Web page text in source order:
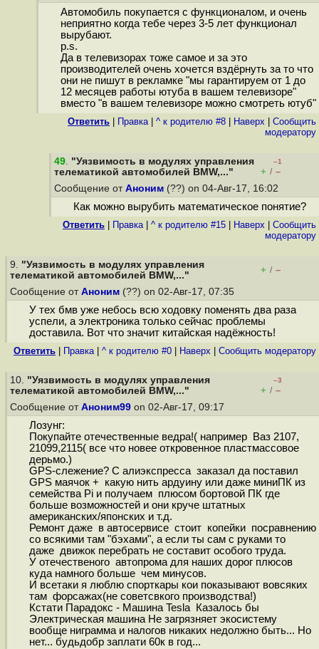
Автомобиль покупается с функционалом, и очень
неприятно когда тебе через 3-5 лет функционал
вырубают.
p.s.
Да в телевизорах тоже самое и за это
производителей очень хочется вздёрнуть за то что
они не пишут в рекламке "мы гарантируем от 1 до
12 месяцев работы ютуба в вашем телевизоре"
вместо "в вашем телевизоре можно смотреть ютуб"
Ответить Правка| ^ к родителю #8 Наверх
Cообщить
модератору
49. "Уязвимость в модулях управления
телематикой автомобилей BMW,..."
–1
+ / –
Сообщение от Аноним (??) on 04-Авг-17, 16:02
Как можно вырубить математическое понятие?
Ответить Правка| ^ к родителю #15 Наверх
Cообщить
модератору
9. "Уязвимость в модулях управления
телематикой автомобилей BMW,..."
+ / –
Сообщение от Аноним (??) on 02-Авг-17, 07:35
У тех бмв уже небось всю ходовку поменять два раза
успели, а электроника только сейчас проблемы
доставила. Вот что значит китайская надёжность!
Ответить Правка| ^ к родителю #0 Наверх Cообщить модератору
10. "Уязвимость в модулях управления
телематикой автомобилей BMW,..."
–3
+ / –
Сообщение от Аноним99 on 02-Авг-17, 09:17
Лозунг:
Покупайте отечественные ведра!( например Ваз 2107,
21099,2115( все что новее откровенное пластмассовое
дерьмо.)
GPS-слежение? С алиэкспресса заказал да поставил
GPS маячок + какую нить ардуину или даже миниПК из
семейства Pi и получаем плюсом бортовой ПК где
больше возможностей и они круче штатных
американских/японских и т.д.
Ремонт даже в автосервисе стоит копейки посравнению
со всякими там "бэхами", а если ты сам с руками то
даже движок перебрать не составит особого труда.
У отечественого автопрома для наших дорог плюсов
куда намного больше чем минусов.
И всетаки я люблю спорткары кои показывают вовсяких
там форсажах(не советсвкого производства!)
Кстати Парадокс - Машина Tesla Казалось бы
Электрическая машина Не загрязняет экосистему
вообще ниграмма и налогов никаких недолжно быть... Но
нет... будьдобр заплати 60к в год...